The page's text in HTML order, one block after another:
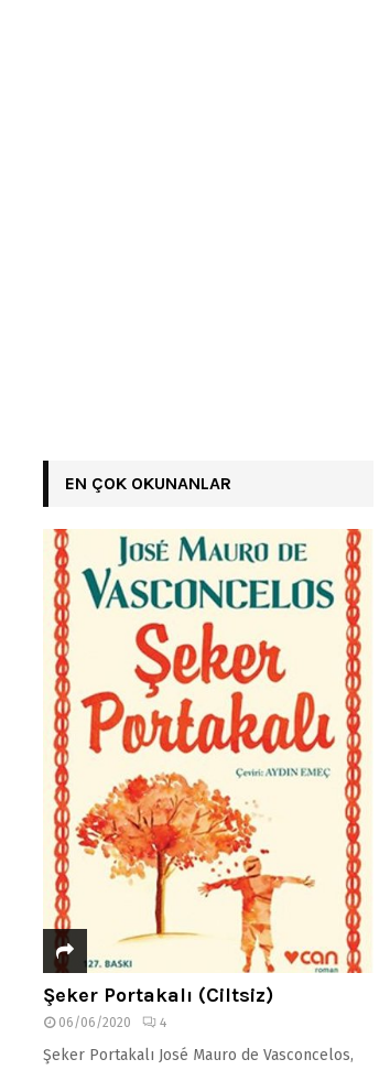
EN ÇOK OKUNANLAR
Şeker Portakalı (Ciltsiz)
06/06/2020 4
Şeker Portakalı José Mauro de Vasconcelos,